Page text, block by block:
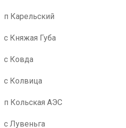
п Карельский
с Княжая Губа
с Ковда
с Колвица
п Кольская АЭС
с Лувеньга